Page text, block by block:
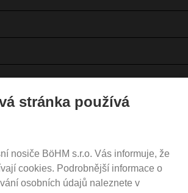
stránka používá
nosiče BöHM s.r.o. Vás informuje, že
cookies. Podrobnější informace o
osobních údajů naleznete v